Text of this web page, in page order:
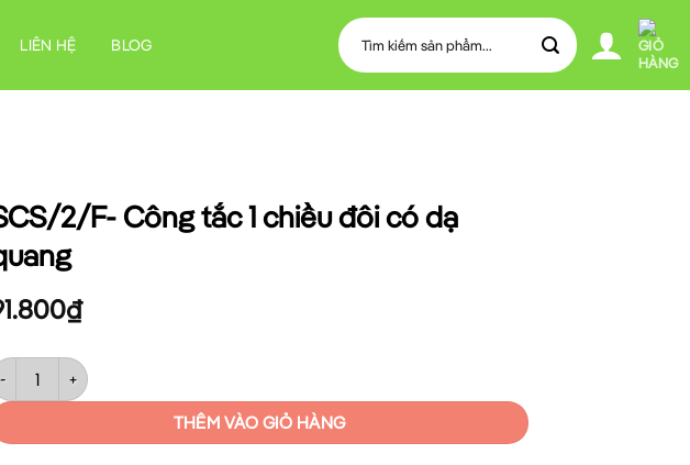
LIÊN HỆ BLOG
Tìm
kiếm:
2/F- Công tắc 1 chiều đôi có dạ
₫
2/F- Công tắc 1 chiều đôi có dạ quang số lượng
THÊM VÀO GIỎ HÀNG